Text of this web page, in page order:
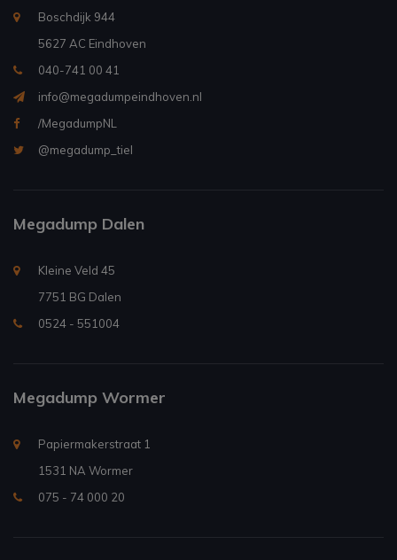
Boschdijk 944
5627 AC Eindhoven
040-741 00 41
info@megadumpeindhoven.nl
/MegadumpNL
@megadump_tiel
Megadump Dalen
Kleine Veld 45
7751 BG Dalen
0524 - 551004
Megadump Wormer
Papiermakerstraat 1
1531 NA Wormer
075 - 74 000 20